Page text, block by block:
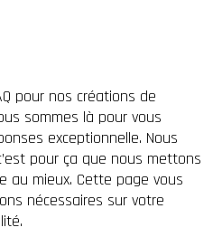
pour nos créations de
sommes là pour vous
exceptionnelle. Nous
pour ça que nous mettons
au mieux. Cette page vous
nécessaires sur votre